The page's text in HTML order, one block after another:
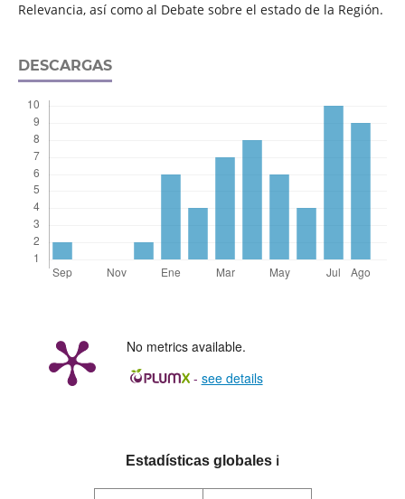
Relevancia, así como al Debate sobre el estado de la Región.
DESCARGAS
No metrics available.
- see details
Estadísticas globales ℹ️